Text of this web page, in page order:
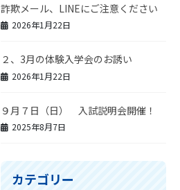
詐欺メール、LINEにご注意ください
2026年1月22日
２、3月の体験入学会のお誘い
2026年1月22日
９月７日（日） 入試説明会開催！
2025年8月7日
カテゴリー